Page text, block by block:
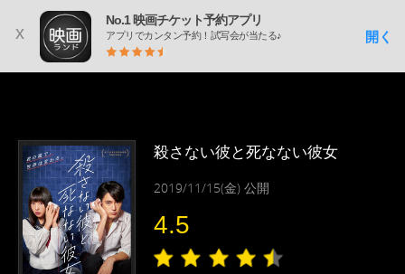
x
No.1 映画チケット予約アプリ
アプリでカンタン予約！試写会が当たる♪ 開く
殺さない彼と死なない彼女
2019/11/15(金) 公開
4.5